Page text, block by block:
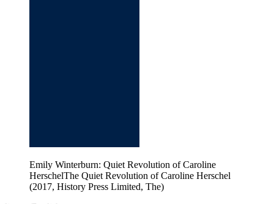
Emily Winterburn: Quiet Revolution of Caroline
HerschelThe Quiet Revolution of Caroline Herschel
(2017, History Press Limited, The)